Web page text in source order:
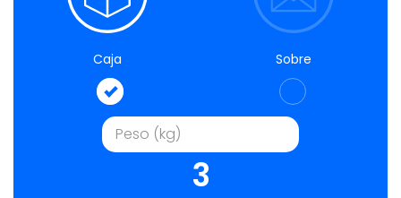
Caja Sobre
3